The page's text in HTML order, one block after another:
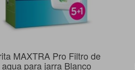
MAXTRA Pro Filtro de
agua para jarra Blanco